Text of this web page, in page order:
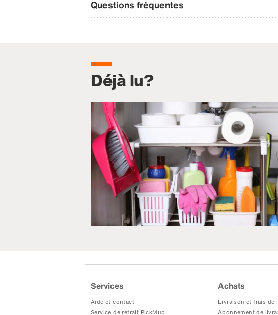
Questions fréquentes
Déjà lu?
Services
Aide et contact
Service de retrait PickMup
Achats
Livraison et frais de
Abonnement de